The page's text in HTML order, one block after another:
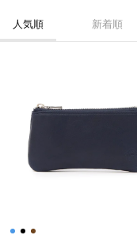
人気順 新着順